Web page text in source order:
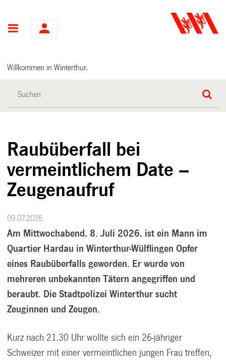
Hauptnavigation
Willkommen in Winterthur.
Raubüberfall bei
vermeintlichem Date –
Zeugenaufruf
09.07.2026
Am Mittwochabend, 8. Juli 2026, ist ein Mann im
Quartier Hardau in Winterthur-Wülflingen Opfer
eines Raubüberfalls geworden. Er wurde von
mehreren unbekannten Tätern angegriffen und
beraubt. Die Stadtpolizei Winterthur sucht
Zeuginnen und Zeugen.
Kurz nach 21.30 Uhr wollte sich ein 26-jähriger
Schweizer mit einer vermeintlichen jungen Frau treffen,